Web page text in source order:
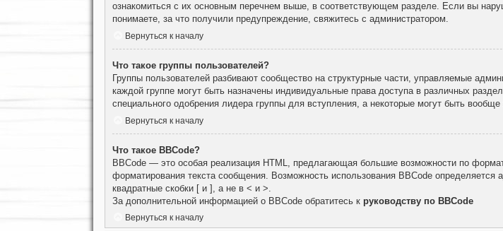
ознакомиться с их основным перечнем выше, в соответствующем разделе. Если вы
понимаете, за что получили предупреждение, свяжитесь с администратором.
Вернуться к началу
Что такое группы пользователей?
Группы пользователей разбивают сообщество на структурные части, управляемые
каждой группе могут быть назначены индивидуальные права доступа в различных
специального одобрения лидера группы для вступления, а некоторые могут быть
Вернуться к началу
Что такое BBCode?
BBCode — это особая реализация HTML, предлагающая большие возможности по
форматирования текста сообщения. Возможность использования BBCode
квадратные скобки [ и ], а не в < и >.
За дополнительной информацией о BBCode обратитесь к руководству по BBCode
Вернуться к началу